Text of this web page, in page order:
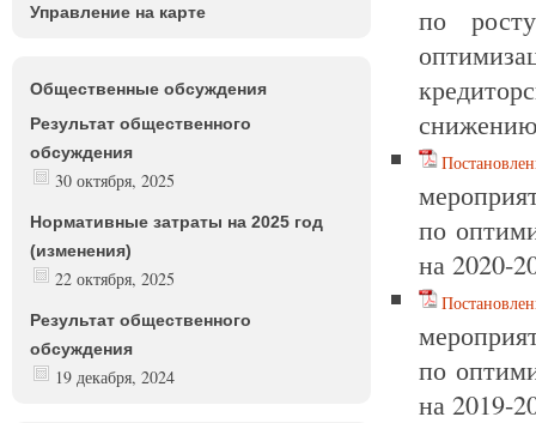
по
по
на 2020-
по
на 2019-
Управление на карте
Общественные обсуждения
Результат общественного
обсуждения
30 октября, 2025
Нормативные затраты на 2025 год
(изменения)
22 октября, 2025
Результат общественного
обсуждения
19 декабря, 2024